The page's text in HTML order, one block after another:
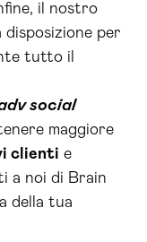
il nostro
per
tutto il
social
maggiore
clienti e
a noi di Brain
della tua